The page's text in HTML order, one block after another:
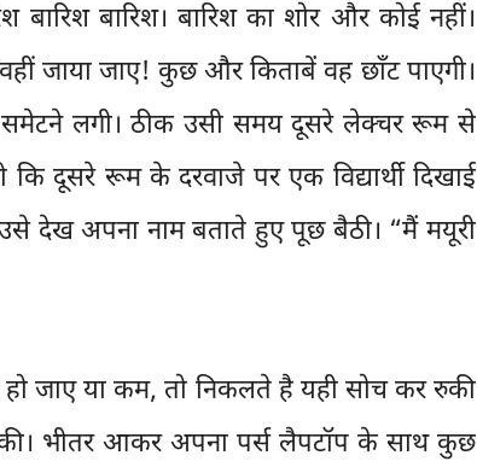
बारिश। बारिश का शोर और कोई नहीं।
वहीं जाया जाए! कुछ और किताबें वह छाँट पाएगी।
लगी। ठीक उसी समय दूसरे लेक्चर रूम से
दूसरे रूम के दरवाजे पर एक विद्यार्थी दिखाई
देख अपना नाम बताते हुए पूछ बैठी। “मैं मयूरी
हो जाए या कम, तो निकलते है यही सोच कर रुकी
भीतर आकर अपना पर्स लैपटॉप के साथ कुछ